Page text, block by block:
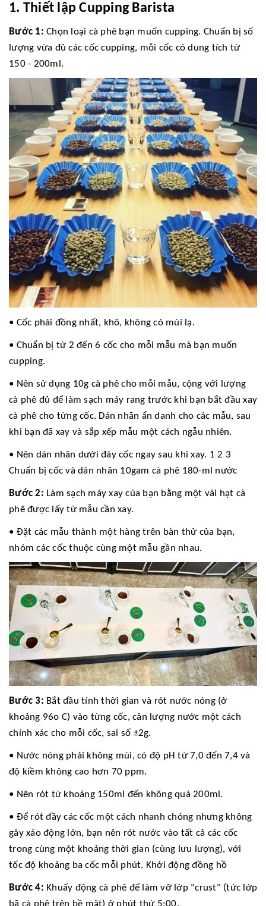
1. Thiết lập Cupping Barista
Bước 1: Chọn loại cà phê bạn muốn cupping. Chuẩn bị số
lượng vừa đủ các cốc cupping, mỗi cốc có dung tích từ
150 - 200ml.
• Cốc phải đồng nhất, khô, không có mùi lạ.
• Chuẩn bị từ 2 đến 6 cốc cho mỗi mẫu mà bạn muốn
cupping.
• Nên sử dụng 10g cà phê cho mỗi mẫu, cộng với lượng
cà phê đủ để làm sạch máy rang trước khi bạn bắt đầu xay
cà phê cho từng cốc. Dán nhãn ẩn danh cho các mẫu, sau
khi bạn đã xay và sắp xếp mẫu một cách ngẫu nhiên.
• Nên dán nhãn dưới đáy cốc ngay sau khi xay. 1 2 3
Chuẩn bị cốc và dán nhãn 10gam cà phê 180-ml nước
Bước 2: Làm sạch máy xay của bạn bằng một vài hạt cà
phê được lấy từ mẫu cần xay.
• Đặt các mẫu thành một hàng trên bàn thử của bạn,
nhóm các cốc thuộc cùng một mẫu gần nhau.
Bước 3: Bắt đầu tính thời gian và rót nước nóng (ở
khoảng 96o C) vào từng cốc, cân lượng nước một cách
chính xác cho mỗi cốc, sai số ±2g.
• Nước nóng phải không mùi, có độ pH từ 7,0 đến 7,4 và
độ kiềm không cao hơn 70 ppm.
• Nên rót từ khoảng 150ml đến không quá 200ml.
• Để rót đầy các cốc một cách nhanh chóng nhưng không
gây xáo động lớn, bạn nên rót nước vào tất cả các cốc
trong cùng một khoảng thời gian (cùng lưu lượng), với
tốc độ khoảng ba cốc mỗi phút. Khởi động đồng hồ
Bước 4: Khuấy động cà phê để làm vỡ lớp "crust" (tức lớp